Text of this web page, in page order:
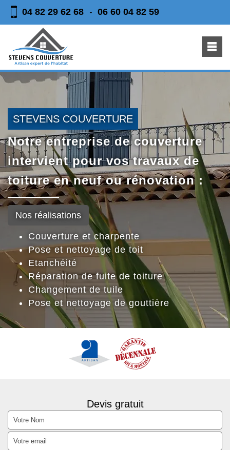
04 82 29 62 68 - 06 60 04 82 59
STEVENS COUVERTURE
Notre entreprise de couverture
intervient pour vos travaux de
toiture en neuf ou rénovation :
Nos réalisations
Couverture et charpente
Pose et nettoyage de toit
Etanchéité
Réparation de fuite de toiture
Changement de tuile
Pose et nettoyage de gouttière
Devis gratuit